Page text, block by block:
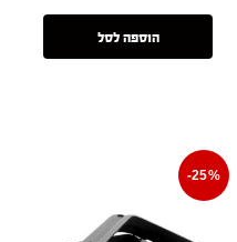
הוספה לסל
-25%